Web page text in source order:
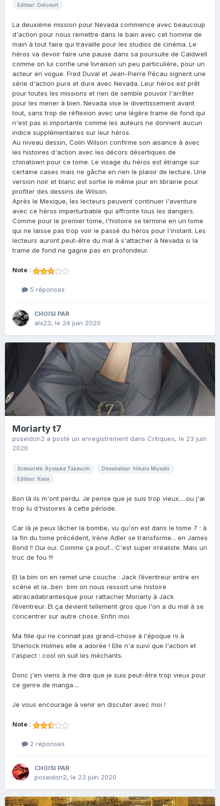
Editeur: Delcourt
La deuxième mission pour Nevada commence avec beaucoup
d'action pour nous remettre dans le bain avec cet homme de
main à tout faire qui travaille pour les studios de cinéma. Le
héros va devoir faire une pause dans sa poursuite de Caldwell
comme on lui confie une livraison un peu particulière, pour un
acteur en vogue. Fred Duval et Jean-Pierre Pécau signent une
série d'action pure et dure avec Nevada. Leur héros est prêt
pour toutes les missions et rien de semble pouvoir l'arrêter
pour les mener à bien. Nevada vise le divertissement avant
tout, sans trop de réflexion avec une légère trame de fond qui
n'est pas si importante comme les auteurs ne donnent aucun
indice supplémentaires sur leur héros.
Au niveau dessin, Colin Wilson confirme son aisance à avec
les histoires d'action avec les décors désertiques de
chinatown pour ce tome. Le visage du héros est étrange sur
certaine cases mais ne gâche en rien le plaisir de lecture. Une
version noir et blanc est sortie le même jour en librairie pour
profiter des dessins de Wilson.
Après le Mexique, les lecteurs peuvent continuer l'aventure
avec ce héros imperturbable qui affronte tous les dangers.
Comme pour le premier tome, l'histoire se termine en un tome
qui ne laisse pas trop voir le passé du héros pour l'instant. Les
lecteurs auront peut-être du mal à s'attacher à Nevada si la
trame de fond ne gagne pas en profondeur.
Note :
5 réponses
CHOISI PAR
alx23, le 24 juin 2020
Moriarty t7
poseidon2 a posté un enregistrement dans Critiques, le 23 juin
2020
Scenariste: Ryosuke Takeuchi
Dessinateur: Hikaru Miyoshi
Editeur: Kana
Bon là ils m'ont perdu. Je pense que je suis trop vieux.....ou j'ai
trop lu d'histoires à cette période.
Car là je peux lâcher la bombe, vu qu'on est dans le tome 7 : à
la fin du tome précédent, Irène Adler se transforme... en James
Bond !! Oui oui. Comme ça pouf... C'est super irréaliste. Mais un
truc de fou !!!
Et la bim on en remet une couche : Jack l’éventreur entre en
scène et la...ben bim on nous ressort une histoire
abracadabrantesque pour rattacher Moriarty à Jack
l’éventreur. Et ça devient tellement gros que l'on a du mal à se
concentrer sur autre chose. Enfin moi.
Ma fille qui ne connait pas grand-chose à l'époque ni à
Sherlock Holmes elle a adorée ! Elle n'a suivi que l'action et
l'aspect : cool on suit les méchants.
Donc j'en viens à me dire que je suis peut-être trop vieux pour
ce genre de manga....
Je vous encourage à venir en discuter avec moi !
Note :
2 réponses
CHOISI PAR
poseidon2, le 23 juin 2020